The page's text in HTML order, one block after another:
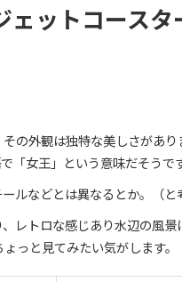
ェットコースタ
の外観は独特な美しさがあ
「女王」という意味だそうで
ルなどとは異なるとか。（と
レトロな感じあり水辺の風
っと見てみたい気がします。